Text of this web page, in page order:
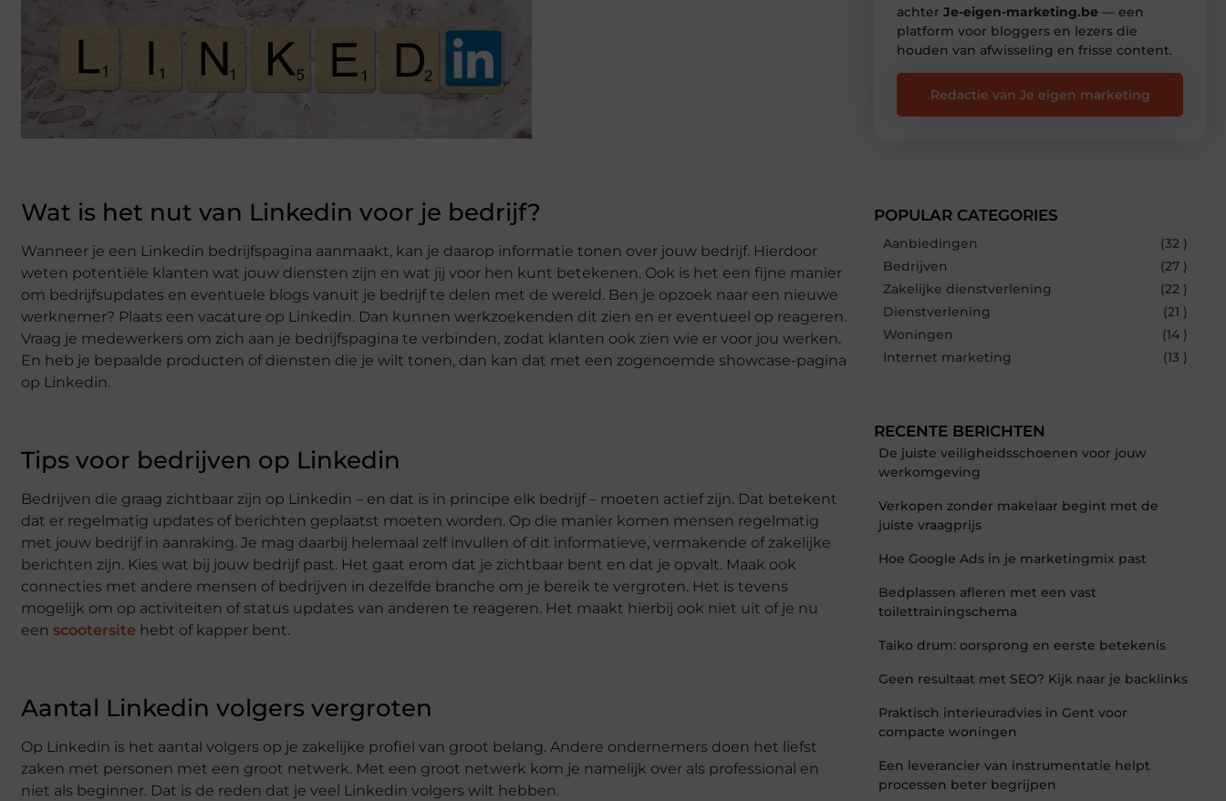
Wat is het nut van Linkedin voor je bedrijf?
Wanneer je een Linkedin bedrijfspagina aanmaakt, kan je daarop informatie tonen over jouw bedrijf. Hierdoor
weten potentiële klanten wat jouw diensten zijn en wat jij voor hen kunt betekenen. Ook is het een fijne manier
om bedrijfsupdates en eventuele blogs vanuit je bedrijf te delen met de wereld. Ben je opzoek naar een nieuwe
werknemer? Plaats een vacature op Linkedin. Dan kunnen werkzoekenden dit zien en er eventueel op reageren.
Vraag je medewerkers om zich aan je bedrijfspagina te verbinden, zodat klanten ook zien wie er voor jou werken.
En heb je bepaalde producten of diensten die je wilt tonen, dan kan dat met een zogenoemde showcase-pagina
op Linkedin.
Tips voor bedrijven op Linkedin
Bedrijven die graag zichtbaar zijn op Linkedin – en dat is in principe elk bedrijf – moeten actief zijn. Dat betekent
dat er regelmatig updates of berichten geplaatst moeten worden. Op die manier komen mensen regelmatig
met jouw bedrijf in aanraking. Je mag daarbij helemaal zelf invullen of dit informatieve, vermakende of zakelijke
berichten zijn. Kies wat bij jouw bedrijf past. Het gaat erom dat je zichtbaar bent en dat je opvalt. Maak ook
connecties met andere mensen of bedrijven in dezelfde branche om je bereik te vergroten. Het is tevens
mogelijk om op activiteiten of status updates van anderen te reageren. Het maakt hierbij ook niet uit of je nu
een scootersite hebt of kapper bent.
Aantal Linkedin volgers vergroten
Op Linkedin is het aantal volgers op je zakelijke profiel van groot belang. Andere ondernemers doen het liefst
zaken met personen met een groot netwerk. Met een groot netwerk kom je namelijk over als professional en
niet als beginner. Dat is de reden dat je veel Linkedin volgers wilt hebben.
achter Je-eigen-marketing.be — een
platform voor bloggers en lezers die
houden van afwisseling en frisse content.
Redactie van Je eigen marketing
POPULAR CATEGORIES
Aanbiedingen
(32 )
Bedrijven
(27 )
Zakelijke dienstverlening
(22 )
Dienstverlening
(21 )
Woningen
(14 )
Internet marketing
(13 )
RECENTE BERICHTEN
De juiste veiligheidsschoenen voor jouw
werkomgeving
Verkopen zonder makelaar begint met de
juiste vraagprijs
Hoe Google Ads in je marketingmix past
Bedplassen afleren met een vast
toilettrainingschema
Taiko drum: oorsprong en eerste betekenis
Geen resultaat met SEO? Kijk naar je backlinks
Praktisch interieuradvies in Gent voor
compacte woningen
Een leverancier van instrumentatie helpt
processen beter begrijpen